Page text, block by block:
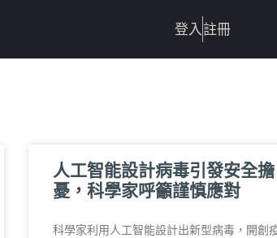
登入註冊
人工智能設計病毒引發安全擔
憂，科學家呼籲謹慎應對
科學家利用人工智能設計出新型病毒，開創